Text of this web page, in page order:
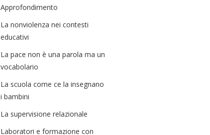
Approfondimento
La nonviolenza nei contesti
educativi
La pace non è una parola ma un
vocabolario
La scuola come ce la insegnano
i bambini
La supervisione relazionale
Laboratori e formazione con